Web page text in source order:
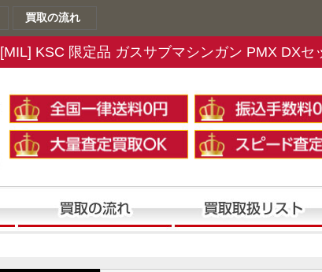
買取の流れ
KSC 限定品 ガスサブマシンガン PMX DXセ